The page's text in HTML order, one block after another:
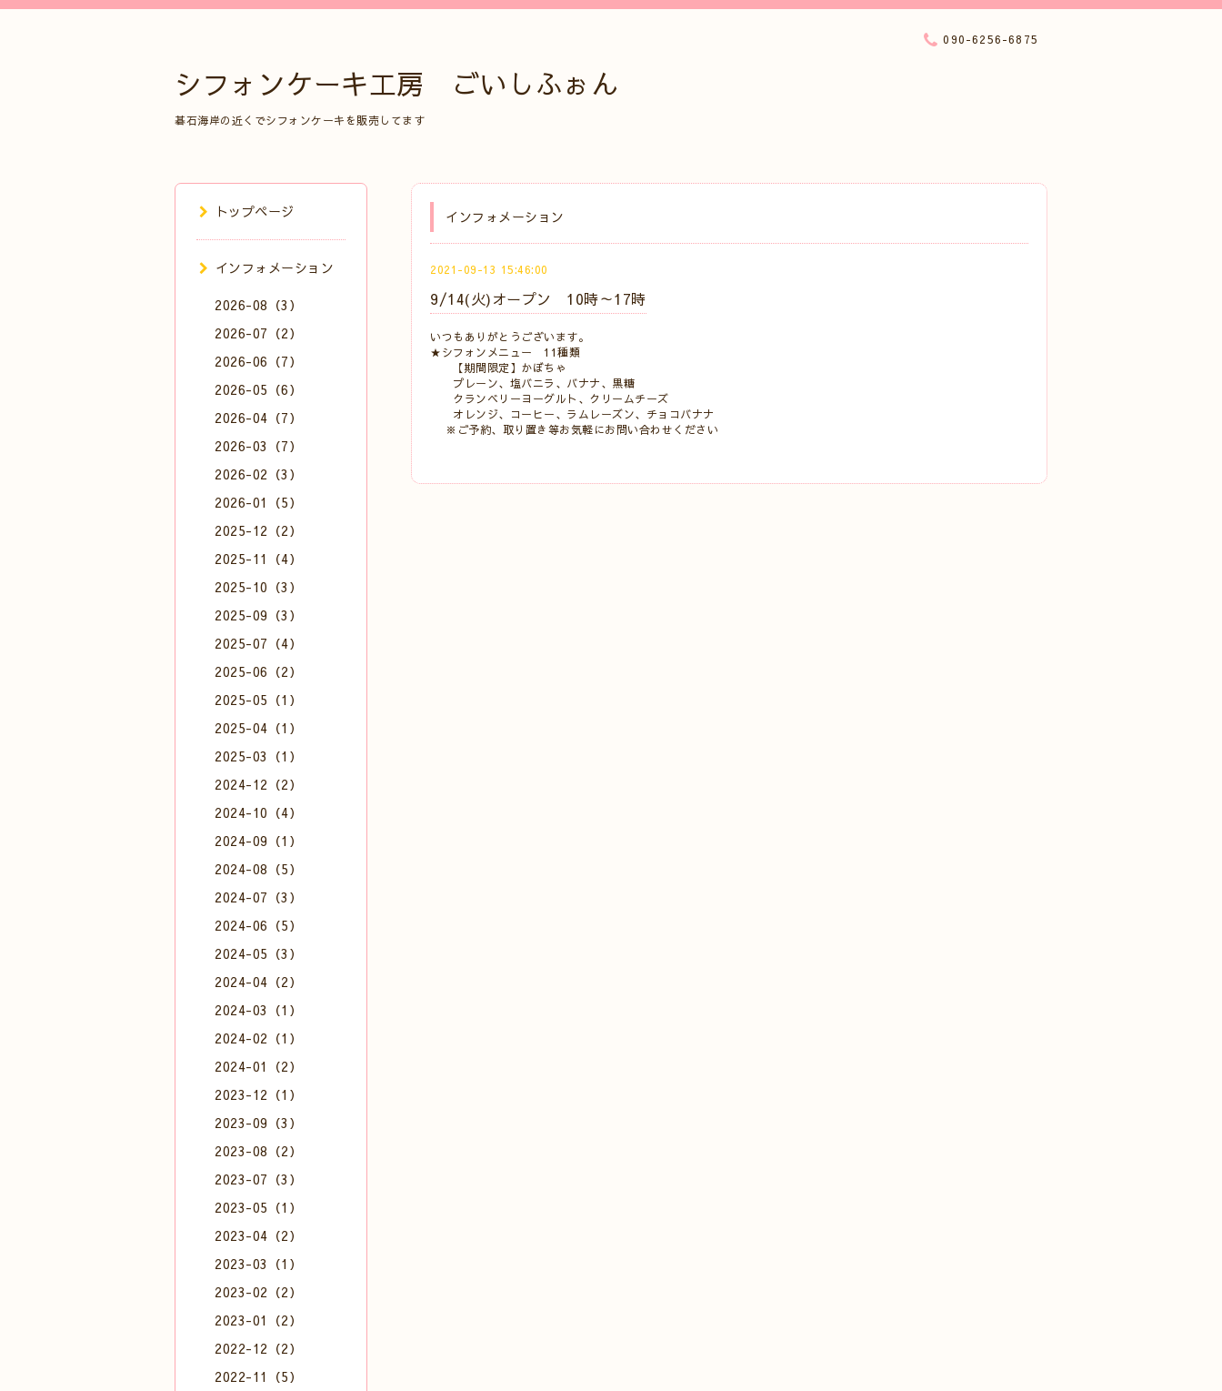
シフォンケーキ工房 ごいしふぉん
碁石海岸の近くでシフォンケーキを販売してます
090-6256-6875
インフォメーション
2021-09-13 15:46:00
9/14(火)オープン 10時～17時
いつもありがとうございます。
★シフォンメニュー 11種類
【期間限定】かぼちゃ
プレーン、塩バニラ、バナナ、黒糖
クランベリーヨーグルト、クリームチーズ
オレンジ、コーヒー、ラムレーズン、チョコバナナ
※ご予約、取り置き等お気軽にお問い合わせください
トップページ
インフォメーション
2026-08（3）
2026-07（2）
2026-06（7）
2026-05（6）
2026-04（7）
2026-03（7）
2026-02（3）
2026-01（5）
2025-12（2）
2025-11（4）
2025-10（3）
2025-09（3）
2025-07（4）
2025-06（2）
2025-05（1）
2025-04（1）
2025-03（1）
2024-12（2）
2024-10（4）
2024-09（1）
2024-08（5）
2024-07（3）
2024-06（5）
2024-05（3）
2024-04（2）
2024-03（1）
2024-02（1）
2024-01（2）
2023-12（1）
2023-09（3）
2023-08（2）
2023-07（3）
2023-05（1）
2023-04（2）
2023-03（1）
2023-02（2）
2023-01（2）
2022-12（2）
2022-11（5）